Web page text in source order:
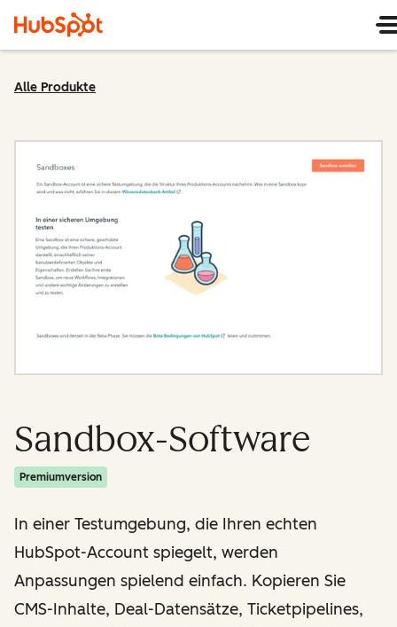
Alle Produkte
Sandbox-Software
Premiumversion
In einer Testumgebung, die Ihren echten
HubSpot-Account spiegelt, werden
Anpassungen spielend einfach. Kopieren Sie
CMS-Inhalte, Deal-Datensätze, Ticketpipelines,